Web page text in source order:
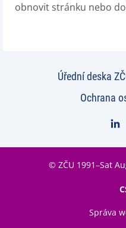
obnovit stránku nebo
Úřední deska
Ochrana
© ZČU 1991–Sat
Správa